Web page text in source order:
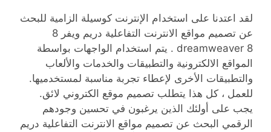
لقد اعتدنا على استخدام الإنترنت كوسيلة الزامية للبحث
عن تصميم مواقع الانترنت التفاعلية دريم ويفر 8
dreamweaver 8 . يتم استخدام الواجهات بواسطة
المواقع الالكترونية والتطبيقات والخدمات والألعاب
والتطبيقات الأخرى لإعطاء تجربة مناسبة لمستخدميها.
للعمل ، كل هذا يتطلب تصميم موقع الكتروني لائق.
يجب على أولئك الذين يرغبون في تحسين وجودهم
الرقمي البحث عن تصميم مواقع الانترنت التفاعلية دريم